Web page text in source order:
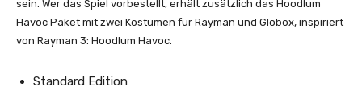
sein. Wer das Spiel vorbestellt, erhält zusätzlich das Hoodlum
Havoc Paket mit zwei Kostümen für Rayman und Globox, inspiriert
von Rayman 3: Hoodlum Havoc.
Standard Edition